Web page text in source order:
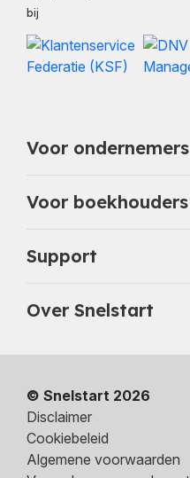
bij
Voor ondernemers
Voor boekhouders
Support
Over Snelstart
© Snelstart 2026
Disclaimer
Cookiebeleid
Algemene voorwaarden